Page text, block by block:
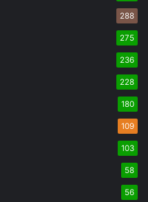
288
275
236
228
180
109
103
58
56